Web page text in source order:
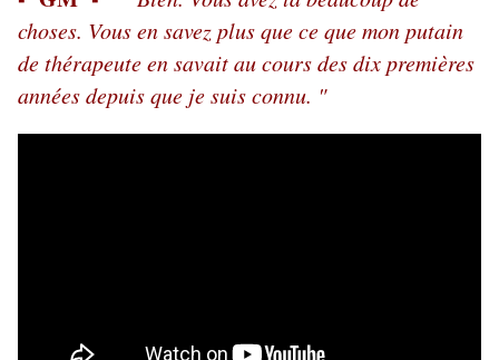
choses. Vous en savez plus que ce que mon putain
de thérapeute en savait au cours des dix premières
années depuis que je suis connu. "